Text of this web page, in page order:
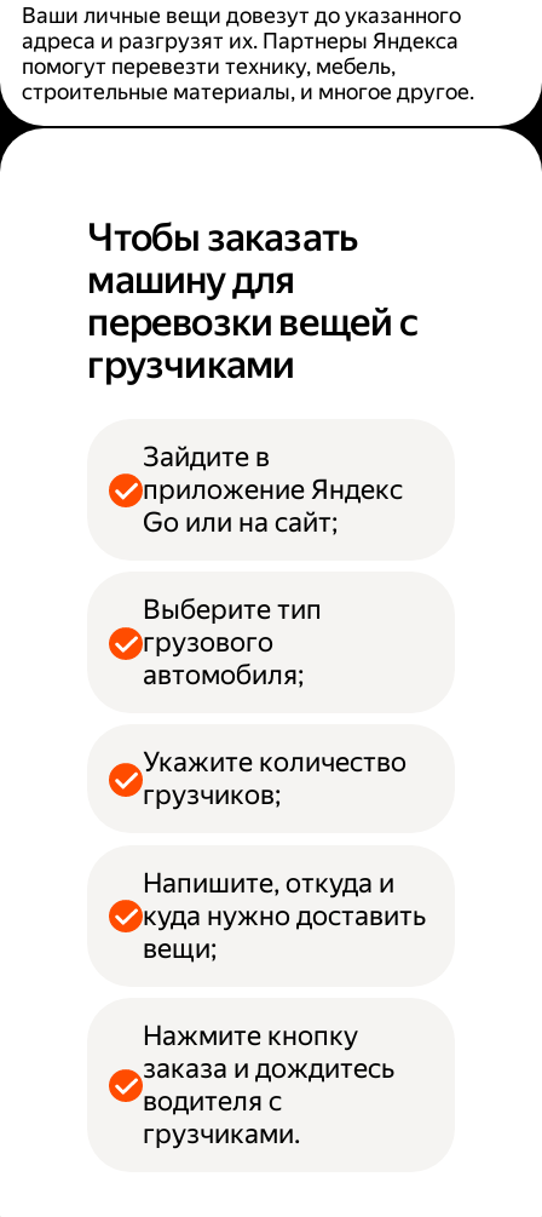
Ваши личные вещи довезут до указанного
адреса и разгрузят их. Партнеры Яндекса
помогут перевезти технику, мебель,
строительные материалы, и многое другое.
Чтобы заказать
машину для
перевозки вещей с
грузчиками
Зайдите в
приложение Яндекс
Go или на сайт;
Выберите тип
грузового
автомобиля;
Укажите количество
грузчиков;
Напишите, откуда и
куда нужно доставить
вещи;
Нажмите кнопку
заказа и дождитесь
водителя с
грузчиками.